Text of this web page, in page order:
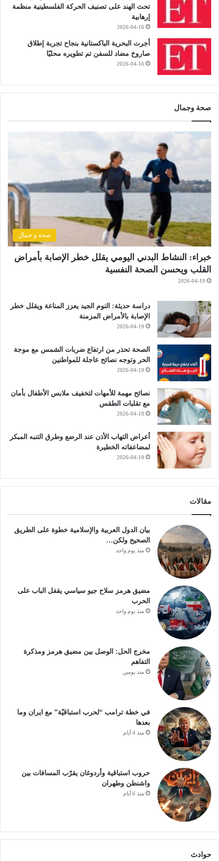
تحث الهند على تصنيف الحركة الفلسطينية منظمة
إرهابية
2026-04-16
أجرت البحرية الباكستانية بنجاح تجربة إطلاق
صاروخ مضاد للسفن تم تطويره محليًا
2026-04-16
صحة وجمال
صحة و جمال
خبراء: النشاط البدني اليومي يقلل خطر الإصابة بأمراض
القلب ويحسن الصحة النفسية
2026-04-19
دراسة حديثة: النوم الجيد يعزز المناعة ويقلل خطر
الإصابة بالأمراض المزمنة
2026-04-19
الصحة تحذر من ارتفاع ضربات الشمس مع موجة
الحر وتوجه نصائح عاجلة للمواطنين
2026-04-19
نصائح مهمة للأمهات لتخفيف ملابس الأطفال بأمان
مع تقلبات الطقس
2026-04-18
أعراض التهاب الأذن عند الرضع وطرق التنبه المبكر
لمضاعفاته الخطيرة
2026-04-18
مقالات
بيان الدول العربية والإسلامية خطوة على الطريق
الصحيح ولكن…
منذ يوم واحد
مضيق هرمز سلاح جيو سياسي يقفل الباب على
الحرب
منذ يوم واحد
مخرج الحل: الوصل بين مضيق هرمز ومذكرة
التفاهم
منذ يومين
في خطة ترامب “لحرب استباقيّة” مع ايران وما
بعدها
منذ 4 أيام
حروب استباقية وأردوغان يقرّب المسافات بين
واشنطن وطهران
منذ 6 أيام
حوادث